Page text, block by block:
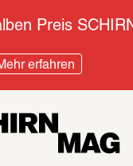
Preis
erfahren